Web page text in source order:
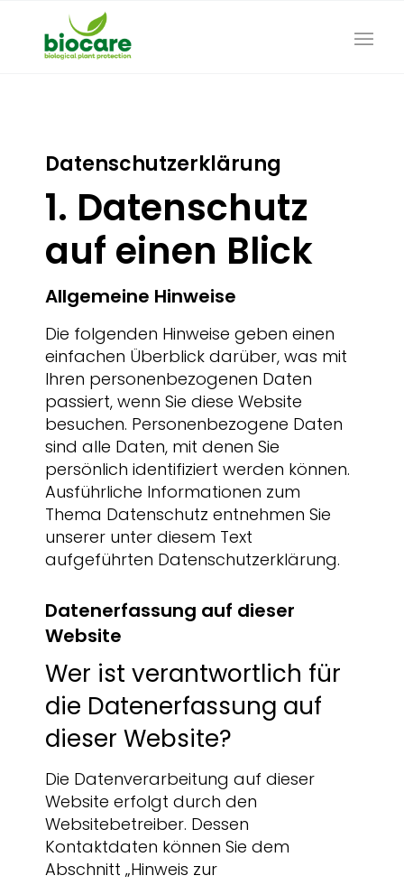
Datenschutz­erklärung
1. Datenschutz
auf einen Blick
Allgemeine Hinweise
Die folgenden Hinweise geben einen
einfachen Überblick darüber, was mit
Ihren personenbezogenen Daten
passiert, wenn Sie diese Website
besuchen. Personenbezogene Daten
sind alle Daten, mit denen Sie
persönlich identifiziert werden können.
Ausführliche Informationen zum
Thema Datenschutz entnehmen Sie
unserer unter diesem Text
aufgeführten Datenschutzerklärung.
Datenerfassung auf dieser
Website
Wer ist verantwortlich für
die Datenerfassung auf
dieser Website?
Die Datenverarbeitung auf dieser
Website erfolgt durch den
Websitebetreiber. Dessen
Kontaktdaten können Sie dem
Abschnitt „Hinweis zur